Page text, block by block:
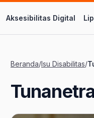
Aksesibilitas Digital
Beranda/Isu Disabilitas/